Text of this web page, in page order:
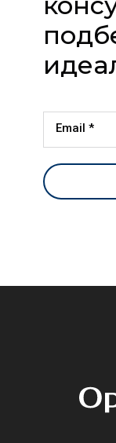
Email *